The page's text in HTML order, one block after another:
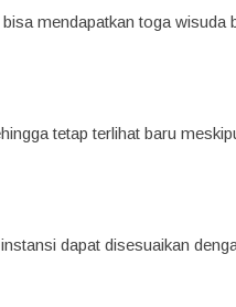
mendapatkan toga wisuda
tetap terlihat baru
dapat disesuaikan